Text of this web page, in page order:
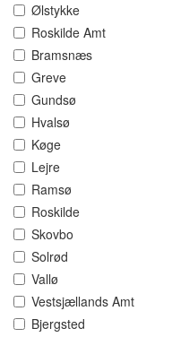
Ølstykke
Roskilde Amt
Bramsnæs
Greve
Gundsø
Hvalsø
Køge
Lejre
Ramsø
Roskilde
Skovbo
Solrød
Vallø
Vestsjællands Amt
Bjergsted